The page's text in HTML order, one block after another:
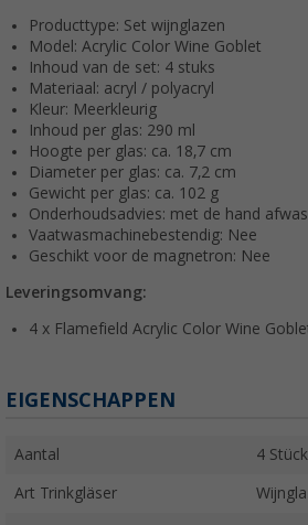
Producttype: Set wijnglazen
Model: Acrylic Color Wine Goblet
Inhoud van de set: 4 stuks
Materiaal: acryl / polyacryl
Kleur: Meerkleurig
Inhoud per glas: 290 ml
Hoogte per glas: ca. 18,7 cm
Diameter per glas: ca. 7,2 cm
Gewicht per glas: ca. 102 g
Onderhoudsadvies: met de hand
Vaatwasmachinebestendig: Nee
Geschikt voor de magnetron: Nee
Leveringsomvang:
4 x Flamefield Acrylic Color Wine
EIGENSCHAPPEN
Aantal 4 Stück
Art Trinkgläser